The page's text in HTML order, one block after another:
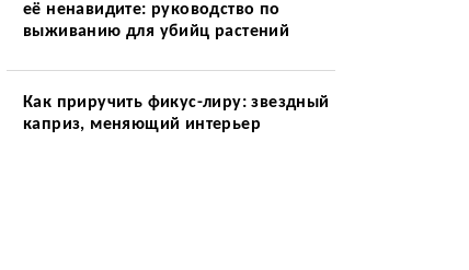
её ненавидите: руководство по
выживанию для убийц растений
Как приручить фикус-лиру: звездный
каприз, меняющий интерьер